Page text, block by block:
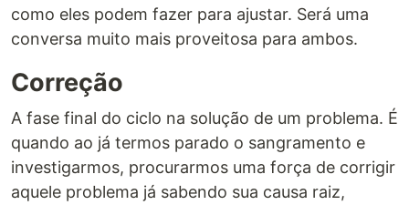
como eles podem fazer para ajustar. Será uma
conversa muito mais proveitosa para ambos.
Correção
A fase final do ciclo na solução de um problema. É
quando ao já termos parado o sangramento e
investigarmos, procurarmos uma força de corrigir
aquele problema já sabendo sua causa raiz,